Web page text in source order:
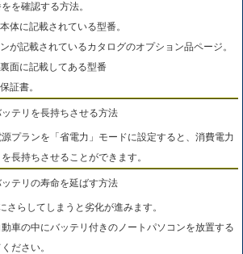
を確認する方法。
体に記載されている型番。
が記載されているカタログのオプション品ページ。
面に記載してある型番
証書。
テリを長持ちさせる方法
プランを「省電力」モードに設定すると、消費電力
長持ちさせることができます。
テリの寿命を延ばす方法
さらしてしまうと劣化が進みます。
車の中にバッテリ付きのノートパソコンを放置する
ださい。